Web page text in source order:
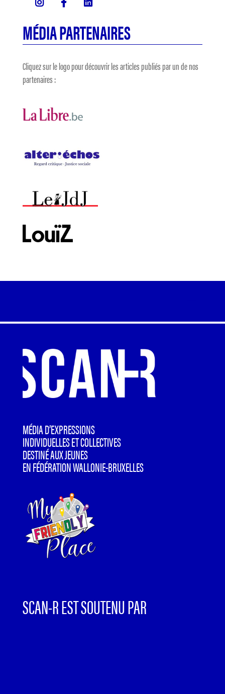
MÉDIA PARTENAIRES
Cliquez sur le logo pour découvrir les articles publiés par un de nos
partenaires :
MÉDIA D’EXPRESSIONS
INDIVIDUELLES ET COLLECTIVES
DESTINÉ AUX JEUNES
EN FÉDÉRATION WALLONIE-BRUXELLES
SCAN-R EST SOUTENU PAR